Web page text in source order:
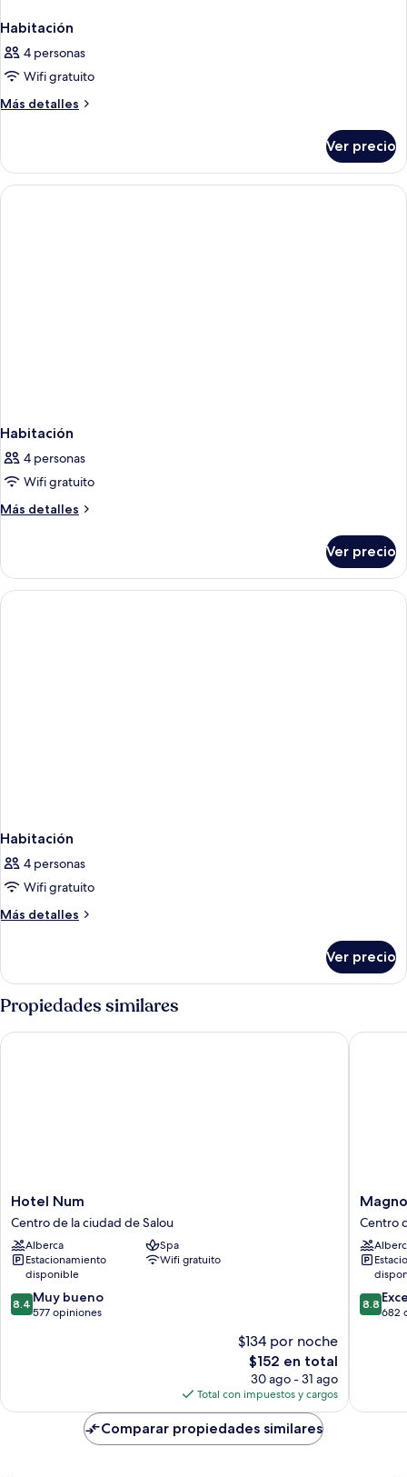
Habitación
4 personas
Wifi gratuito
Más detalles
Más
Ver precio
Habitación
4 personas
Wifi gratuito
Más detalles
Más
Ver precio
Habitación
4 personas
Wifi gratuito
Más detalles
Más
Ver precio
Propiedades similares
Hotel
Num
Centro
de
la
ciudad
de
Salou
Hotel Num
Centro de la ciudad de Salou
Alberca
Spa
Estacionamiento
disponible
Wifi gratuito
8.4
de
8.4 Muy bueno
577 opiniones
$134 por noche
El
precio
actual
es
de
$152
$152 en total
30 ago - 31 ago
Total con impuestos y cargos
Hotel Num
Hotel
Salou
-
Adults
Only
Centro
de
Centro
8.8
de
8.8
682
Comparar propiedades similares